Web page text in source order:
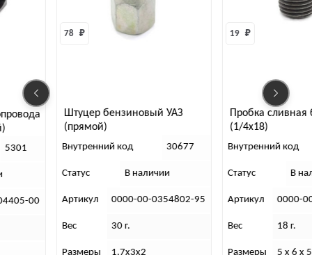
Штуцер бензиновый УАЗ
Внутренний код 30677
В наличии
Артикул 0000-00-0354802-95
30 г.
1,7х3х2
Пробка сливная б/бака УАЗ
Внутренний код 30673
Статус В наличии
Артикул 0000-00-0353052-29
18 г.
5 х 6 х 5